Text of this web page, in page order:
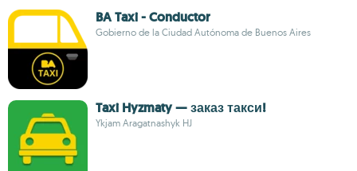
BA Taxi - Conductor
Gobierno de la Ciudad Autónoma de Buenos Aires
Taxi Hyzmaty — заказ такси!
Ykjam Aragatnashyk HJ